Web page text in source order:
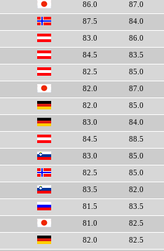
86.0 87.0
87.5 84.0
83.0 86.0
84.5 83.5
82.5 85.0
82.0 87.0
82.0 85.0
83.0 84.0
84.5 88.5
83.0 85.0
82.5 85.0
83.5 82.0
81.5 83.5
81.0 82.5
82.0 82.5